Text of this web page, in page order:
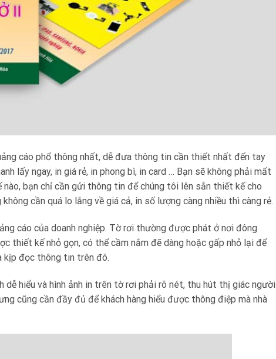
cáo phổ thông nhất, dễ đưa thông tin cần thiết nhất đến tay
lấy ngay, in giá rẻ, in phong bì, in card … Bạn sẽ không phải mất
bạn chỉ cần gửi thông tin để chúng tôi lên sẫn thiết kế cho
cần quá lo lắng về giá cả, in số lượng càng nhiều thì càng rẻ.
cáo của doanh nghiệp. Tờ rơi thường được phát ở nơi đông
thiết kế nhỏ gọn, có thể cầm nắm đẽ dàng hoặc gấp nhỏ lại để
kịp đọc thông tin trên đó.
hiểu và hình ảnh in trên tờ rơi phải rõ nét, thu hút thị giác người
cũng cần đầy đủ để khách hàng hiểu được thông điệp mà nhà